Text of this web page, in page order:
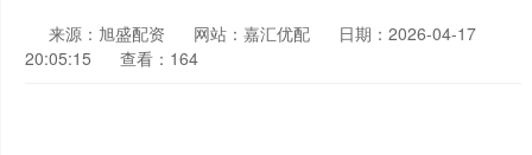
来源：旭盛配资 网站：嘉汇优配
日期：2026-04-17
20:05:15
查看：164